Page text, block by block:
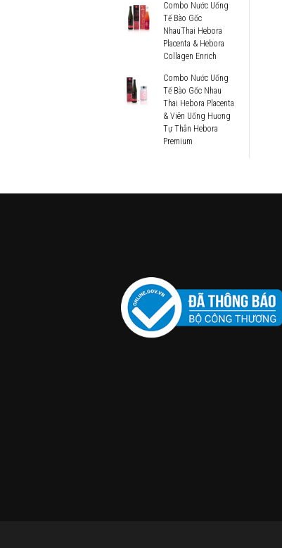
Combo Nước Uống
Tế Bào Gốc
NhauThai Hebora
Placenta & Hebora
Collagen Enrich
Combo Nước Uống
Tế Bào Gốc Nhau
Thai Hebora Placenta
& Viên Uống Hương
Tự Thân Hebora
Premium